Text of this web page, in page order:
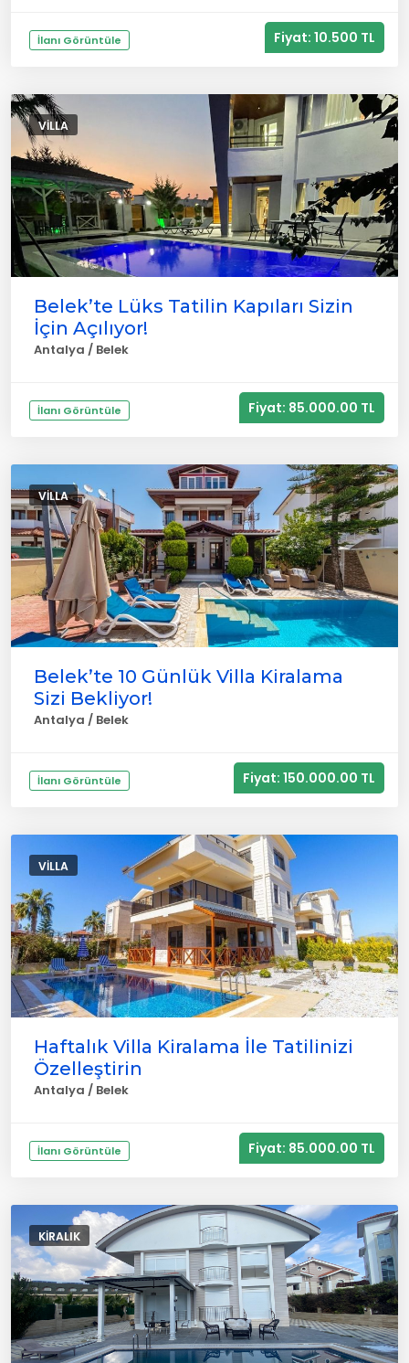
İlanı Görüntüle Fiyat: 10.500 TL
VILLA
Belek’te Lüks Tatilin Kapıları Sizin
İçin Açılıyor!
Antalya / Belek
İlanı Görüntüle Fiyat: 85.000.00 TL
VILLA
Belek’te 10 Günlük Villa Kiralama
Sizi Bekliyor!
Antalya / Belek
İlanı Görüntüle Fiyat: 150.000.00 TL
VILLA
Haftalık Villa Kiralama İle Tatilinizi
Özelleştirin
Antalya / Belek
İlanı Görüntüle Fiyat: 85.000.00 TL
KIRALIK